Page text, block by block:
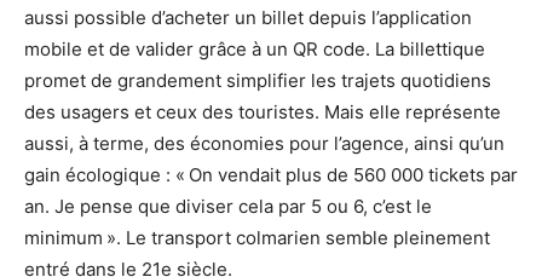
aussi possible d’acheter un billet depuis l’application
mobile et de valider grâce à un QR code. La billettique
promet de grandement simplifier les trajets quotidiens
des usagers et ceux des touristes. Mais elle représente
aussi, à terme, des économies pour l’agence, ainsi qu’un
gain écologique : « On vendait plus de 560 000 tickets par
an. Je pense que diviser cela par 5 ou 6, c’est le
minimum ». Le transport colmarien semble pleinement
entré dans le 21e siècle.